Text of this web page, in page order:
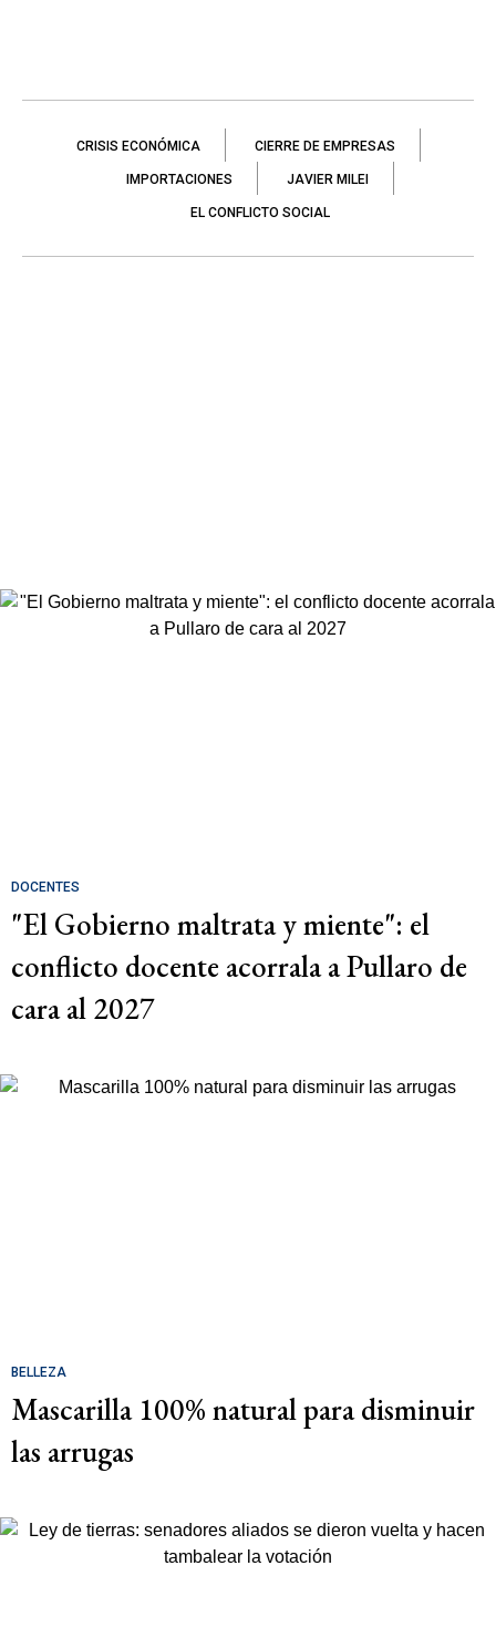
CRISIS ECONÓMICA CIERRE DE EMPRESAS
IMPORTACIONES JAVIER MILEI
EL CONFLICTO SOCIAL
DOCENTES
"El Gobierno maltrata y miente": el
conflicto docente acorrala a Pullaro de
cara al 2027
BELLEZA
Mascarilla 100% natural para disminuir
las arrugas